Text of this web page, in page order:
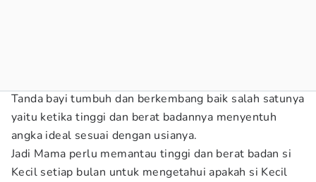
Tanda bayi tumbuh dan berkembang baik salah satunya
yaitu ketika tinggi dan berat badannya menyentuh
angka ideal sesuai dengan usianya.
Jadi Mama perlu memantau tinggi dan berat badan si
Kecil setiap bulan untuk mengetahui apakah si Kecil